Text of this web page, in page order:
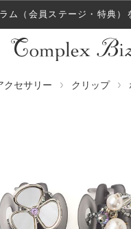
ム（会員ステージ・特典）
た！
クセサリー クリップ